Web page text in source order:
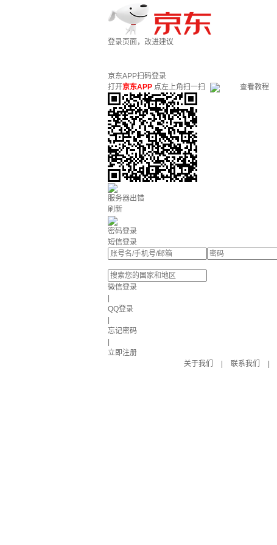
登录页面，改进建议
京东APP扫码登录
打开京东APP 点左上角扫一扫 查看教程
服务器出错
刷新
密码登录
短信登录
微信登录
QQ登录
忘记密码
立即注册
关于我们
联系我们